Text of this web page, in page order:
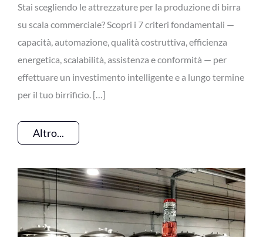
Stai scegliendo le attrezzature per la produzione di birra
su scala commerciale? Scopri i 7 criteri fondamentali —
capacità, automazione, qualità costruttiva, efficienza
energetica, scalabilità, assistenza e conformità — per
effettuare un investimento intelligente e a lungo termine
per il tuo birrificio. […]
Altro...